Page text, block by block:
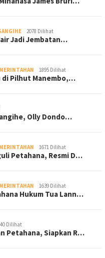
2078 Dilihat
Jadi Jembatan…
1895 Dilihat
di Pilhut Manembo,…
Olly Dondo…
1671 Dilihat
Petahana, Resmi D…
1639 Dilihat
Hukum Tua Lann…
Dilihat
Petahana, Siapkan R…